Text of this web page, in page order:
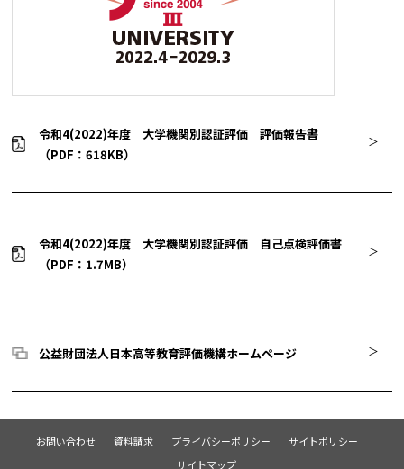
令和4(2022)年度 大学機関別認証評価 評価報告書
（PDF：618KB）
令和4(2022)年度 大学機関別認証評価 自己点検評価書
（PDF：1.7MB）
公益財団法人日本高等教育評価機構ホームページ
お問い合わせ 資料請求 プライバシーポリシー
サイトポリシー
サイトマップ